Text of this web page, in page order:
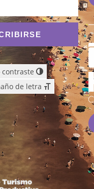
de letra